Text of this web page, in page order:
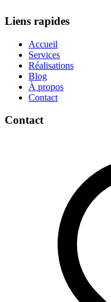
Liens rapides
Accueil
Services
Réalisations
Blog
À propos
Contact
Contact